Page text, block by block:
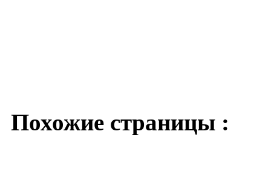
Похожие страницы :